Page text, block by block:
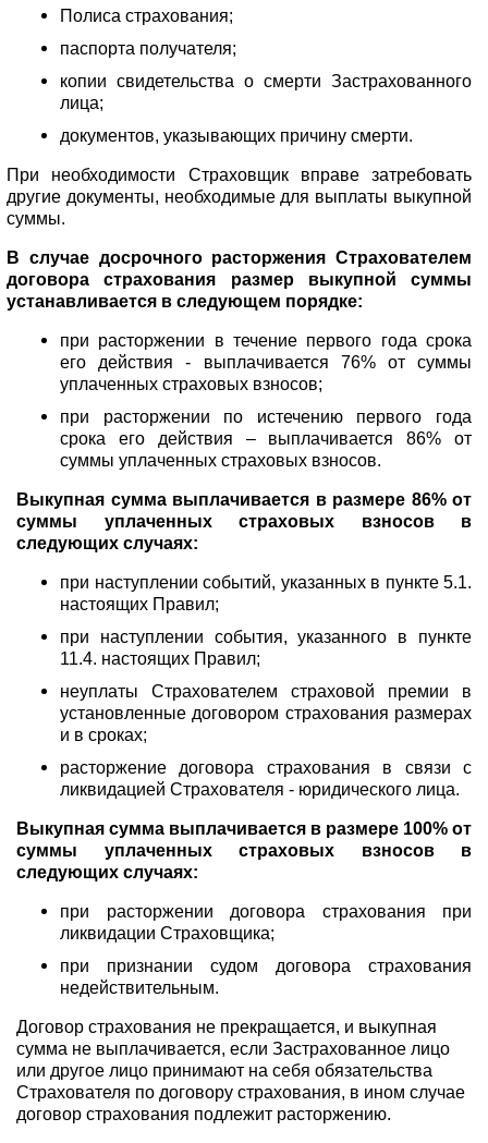
Полиса страхования;
паспорта получателя;
копии свидетельства о смерти Застрахованного
лица;
документов, указывающих причину смерти.
При необходимости Страховщик вправе затребовать
другие документы, необходимые для выплаты выкупной
суммы.
В случае досрочного расторжения Страхователем
договора страхования размер выкупной суммы
устанавливается в следующем порядке:
при расторжении в течение первого года срока
его действия - выплачивается 76% от суммы
уплаченных страховых взносов;
при расторжении по истечению первого года
срока его действия – выплачивается 86% от
суммы уплаченных страховых взносов.
Выкупная сумма выплачивается в размере 86% от
суммы уплаченных страховых взносов в
следующих случаях:
при наступлении событий, указанных в пункте 5.1.
настоящих Правил;
при наступлении события, указанного в пункте
11.4. настоящих Правил;
неуплаты Страхователем страховой премии в
установленные договором страхования размерах
и в сроках;
расторжение договора страхования в связи с
ликвидацией Страхователя - юридического лица.
Выкупная сумма выплачивается в размере 100% от
суммы уплаченных страховых взносов в
следующих случаях:
при расторжении договора страхования при
ликвидации Страховщика;
при признании судом договора страхования
недействительным.
Договор страхования не прекращается, и выкупная
сумма не выплачивается, если Застрахованное лицо
или другое лицо принимают на себя обязательства
Страхователя по договору страхования, в ином случае
договор страхования подлежит расторжению.